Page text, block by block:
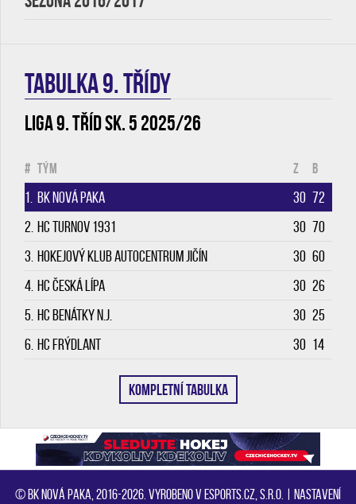
TABULKA 9. třídy
Liga 9. tříd sk. 5 2025/26
# Tým Z B
1. BK Nová Paka 30 72
2. HC Turnov 1931 30 70
3. Hokejový klub Autocentrum Jičín 30 60
4. HC Česká Lípa 30 26
5. HC Benátky n.J. 30 25
6. HC Frýdlant 30 14
KOMPLETNÍ TABULKA
© BK Nová Paka, 2016-2026. Vyrobeno v eSports.cz, s.r.o. | Nastavení